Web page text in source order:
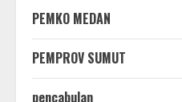
PEMKO MEDAN
PEMPROV SUMUT
pencabulan